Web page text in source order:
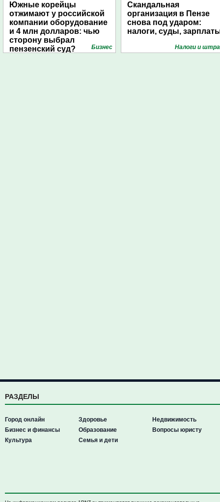
Южные корейцы
отжимают у российской
компании оборудование
и 4 млн долларов: чью
сторону выбрал
пензенский суд?
Бизнес
Скандальная
организация в Пензе
снова под ударом:
налоги, суды,
Налоги и
РАЗДЕЛЫ
Город онлайн
Бизнес и финансы
Культура
Здоровье
Образование
Семья и дети
Недвижимость
Вопросы юристу